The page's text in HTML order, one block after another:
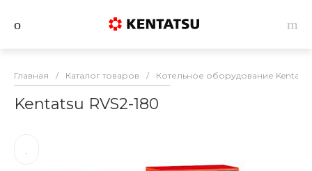
Главная / Каталог товаров / Котельное оборудование Kentatsu
Kentatsu RVS2-180